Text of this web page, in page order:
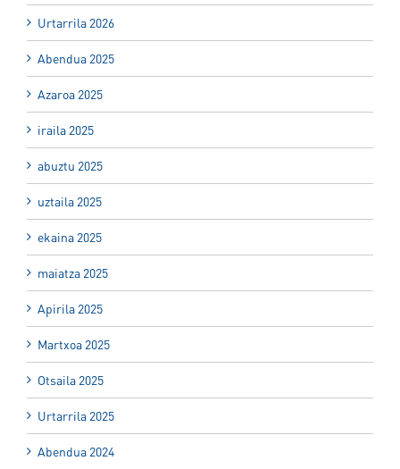
Urtarrila 2026
Abendua 2025
Azaroa 2025
iraila 2025
abuztu 2025
uztaila 2025
ekaina 2025
maiatza 2025
Apirila 2025
Martxoa 2025
Otsaila 2025
Urtarrila 2025
Abendua 2024